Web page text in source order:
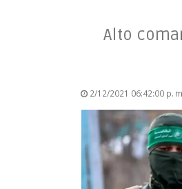
Alto
2/12/2021 06:42:00 p.